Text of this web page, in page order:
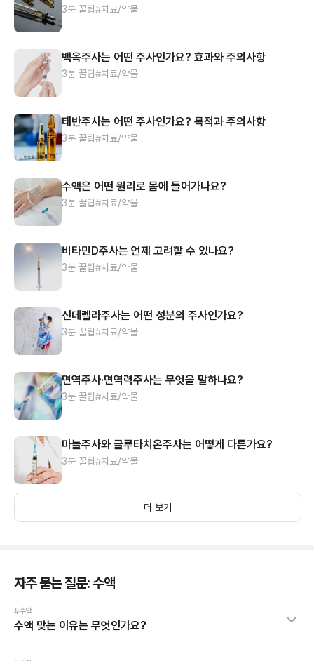
3분 꿀팁#치료/약물
백옥주사는 어떤 주사인가요? 효과와 주의사항
3분 꿀팁#치료/약물
태반주사는 어떤 주사인가요? 목적과 주의사항
3분 꿀팁#치료/약물
수액은 어떤 원리로 몸에 들어가나요?
3분 꿀팁#치료/약물
비타민D주사는 언제 고려할 수 있나요?
3분 꿀팁#치료/약물
신데렐라주사는 어떤 성분의 주사인가요?
3분 꿀팁#치료/약물
면역주사·면역력주사는 무엇을 말하나요?
3분 꿀팁#치료/약물
마늘주사와 글루타치온주사는 어떻게 다른가요?
3분 꿀팁#치료/약물
더 보기
자주 묻는 질문: 수액
#수액
수액 맞는 이유는 무엇인가요?